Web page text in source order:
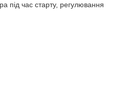
під час старту, регулювання